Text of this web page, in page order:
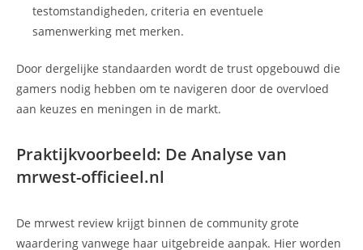
testomstandigheden, criteria en eventuele
samenwerking met merken.
Door dergelijke standaarden wordt de trust opgebouwd die
gamers nodig hebben om te navigeren door de overvloed
aan keuzes en meningen in de markt.
Praktijkvoorbeeld: De Analyse van
mrwest-officieel.nl
De mrwest review krijgt binnen de community grote
waardering vanwege haar uitgebreide aanpak. Hier worden